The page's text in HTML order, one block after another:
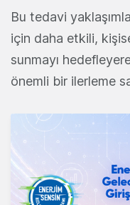
Bu tedavi
için daha etkili,
sunmayı
önemli bir ilerleme